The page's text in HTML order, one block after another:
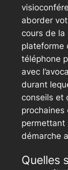
aborder
cours de la
plateforme
téléphone
avec
durant
conseils et
prochaines
permettant
démarche
Quelles